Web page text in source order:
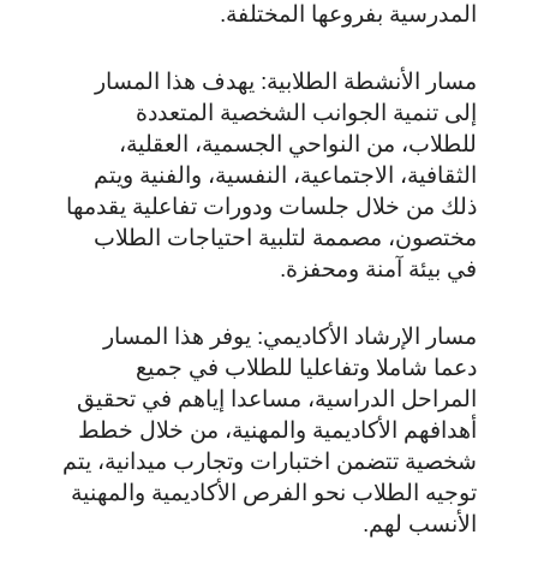
المدرسية بفروعها المختلفة.
مسار الأنشطة الطلابية: يهدف هذا المسار
إلى تنمية الجوانب الشخصية المتعددة
للطلاب، من النواحي الجسمية، العقلية،
الثقافية، الاجتماعية، النفسية، والفنية ويتم
ذلك من خلال جلسات ودورات تفاعلية يقدمها
مختصون، مصممة لتلبية احتياجات الطلاب
في بيئة آمنة ومحفزة.
مسار الإرشاد الأكاديمي: يوفر هذا المسار
دعما شاملا وتفاعليا للطلاب في جميع
المراحل الدراسية، مساعدا إياهم في تحقيق
أهدافهم الأكاديمية والمهنية، من خلال خطط
شخصية تتضمن اختبارات وتجارب ميدانية، يتم
توجيه الطلاب نحو الفرص الأكاديمية والمهنية
الأنسب لهم.